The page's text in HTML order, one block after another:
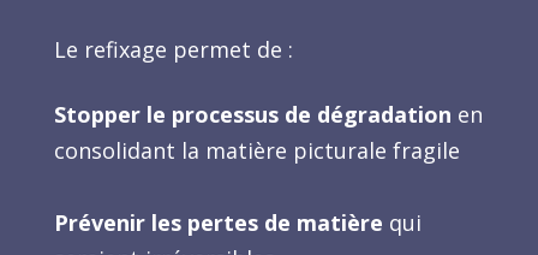
Le refixage permet de :
Stopper le processus de dégradation en
consolidant la matière picturale fragile
Prévenir les pertes de matière qui